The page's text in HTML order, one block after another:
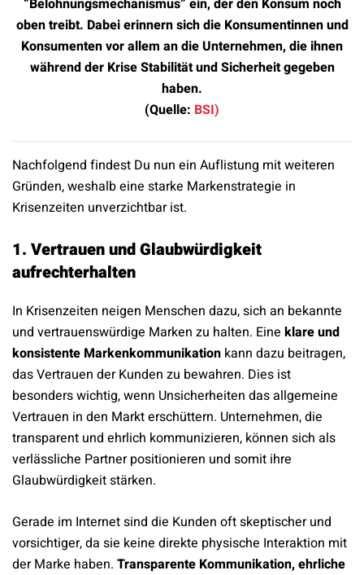
“Belohnungsmechanismus” ein, der den Konsum noch
oben treibt. Dabei erinnern sich die Konsumentinnen und
Konsumenten vor allem an die Unternehmen, die ihnen
während der Krise Stabilität und Sicherheit gegeben
haben.
(Quelle: BSI)
Nachfolgend findest Du nun ein Auflistung mit weiteren
Gründen, weshalb eine starke Markenstrategie in
Krisenzeiten unverzichtbar ist.
1. Vertrauen und Glaubwürdigkeit
aufrechterhalten
In Krisenzeiten neigen Menschen dazu, sich an bekannte
und vertrauenswürdige Marken zu halten. Eine klare und
konsistente Markenkommunikation kann dazu beitragen,
das Vertrauen der Kunden zu bewahren. Dies ist
besonders wichtig, wenn Unsicherheiten das allgemeine
Vertrauen in den Markt erschüttern. Unternehmen, die
transparent und ehrlich kommunizieren, können sich als
verlässliche Partner positionieren und somit ihre
Glaubwürdigkeit stärken.
Gerade im Internet sind die Kunden oft skeptischer und
vorsichtiger, da sie keine direkte physische Interaktion mit
der Marke haben. Transparente Kommunikation, ehrliche